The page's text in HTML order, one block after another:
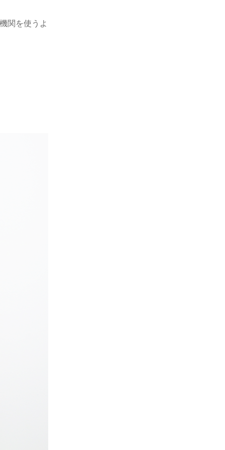
関を使うよ